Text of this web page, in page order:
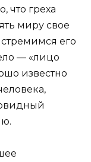
что греха
миру свое
его
— «лицо
известно